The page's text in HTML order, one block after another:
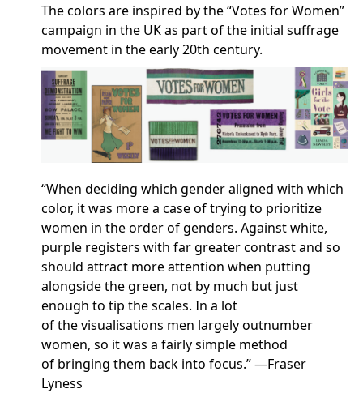
The colors are inspired by the “Votes for Women”
campaign in the UK as part of the initial suffrage
movement in the early 20th century.
“When deciding which gender aligned with which
color, it was more a case of trying to prioritize
women in the order of genders. Against white,
purple registers with far greater contrast and so
should attract more attention when putting
alongside the green, not by much but just
enough to tip the scales. In a lot
of the visualisations men largely outnumber
women, so it was a fairly simple method
of bringing them back into focus.” —Fraser
Lyness